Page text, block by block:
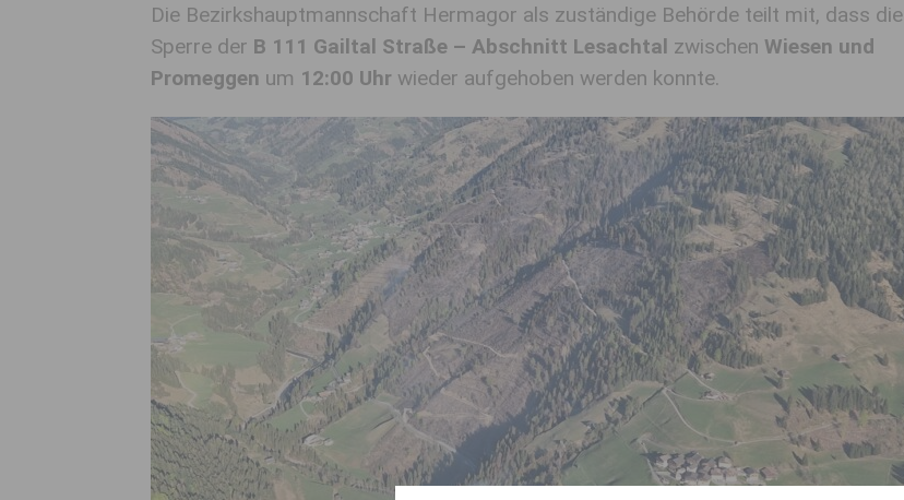
Die Bezirkshauptmannschaft Hermagor als zuständige Behörde teilt mit, dass die
Sperre der B 111 Gailtal Straße – Abschnitt Lesachtal zwischen Wiesen und
Promeggen um 12:00 Uhr wieder aufgehoben werden konnte.